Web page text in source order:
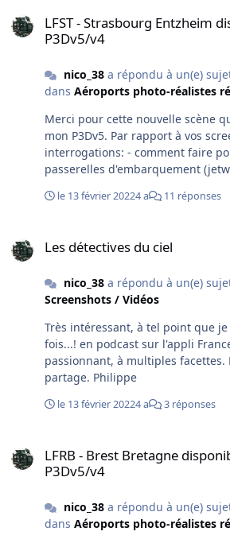
LFST - Strasbourg Entzheim
P3Dv5/v4
nico_38a répondu à un(e)
dans Aéroports photo-réalistes
Merci pour cette nouvelle scène
mon P3Dv5. Par rapport à vos screens ci-dessus j'ai deux
interrogations: - comment faire pour avoir les
passerelles d'embarquement
l'ancienne! - il me manque les panneaux d'obligation
installation externalisée, tout ce
coup, je suis allé voir sur LFSB-
est OK : Jetways et panneaux de
précise que je possède Alsace 3DA. Ce ne sont que
petits détails qui n'empêche pas
tout point magnifique, comme
Merci de votre attention et bonne
Philippe.
le 13 février 20224 a 11 réponses
Les détectives du ciel
nico_38a répondu à un(e)
Screenshots / Vidéos
Très intéressant, à tel point que
fois...! en podcast sur l'appli
passionnant, à multiples facettes. Merci pour le
partage. Philippe
le 13 février 20224 a 3 réponses
LFRB - Brest Bretagne
P3Dv5/v4
nico_38a répondu à un(e)
dans Aéroports photo-réalistes